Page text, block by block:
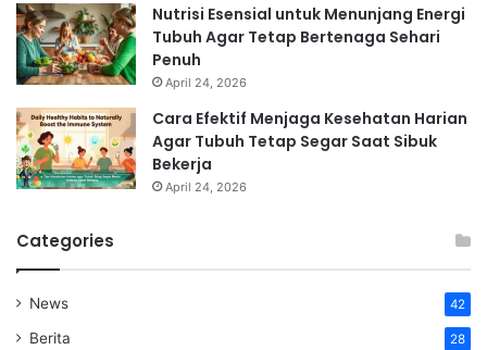
Nutrisi Esensial untuk Menunjang Energi
Tubuh Agar Tetap Bertenaga Sehari
Penuh
April 24, 2026
Cara Efektif Menjaga Kesehatan Harian
Agar Tubuh Tetap Segar Saat Sibuk
Bekerja
April 24, 2026
Categories
News 42
Berita 28